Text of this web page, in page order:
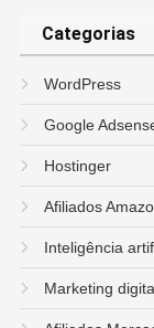
Categorias
WordPress
Google
Hostinger
Afiliados
Inteligência
Marketing